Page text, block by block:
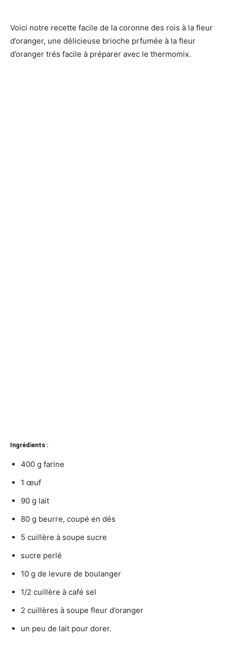
Voici notre recette facile de la coronne des rois à la fleur
d’oranger, une délicieuse brioche prfumée à la fleur
d’oranger trés facile à préparer avec le thermomix.
Ingrédients :
400 g farine
1 œuf
90 g lait
80 g beurre, coupé en dés
5 cuillère à soupe sucre
sucre perlé
10 g de levure de boulanger
1/2 cuillère à café sel
2 cuillères à soupe fleur d’oranger
un peu de lait pour dorer.